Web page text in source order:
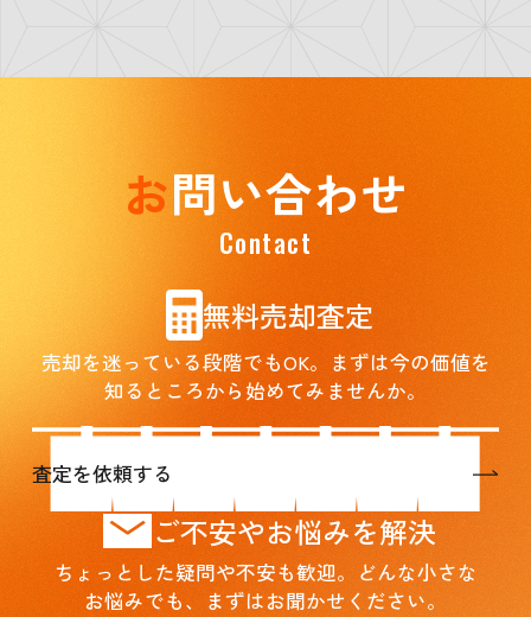
お問い合わせ
Contact
無料売却査定
売却を迷っている段階でもOK。まずは今の価値を
知るところから始めてみませんか。
査定を依頼する
ご不安やお悩みを解決
ちょっとした疑問や不安も歓迎。どんな小さな
お悩みでも、まずはお聞かせください。